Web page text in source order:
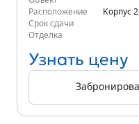
Расположение
Корпус
Срок сдачи
Отделка
Узнать цену